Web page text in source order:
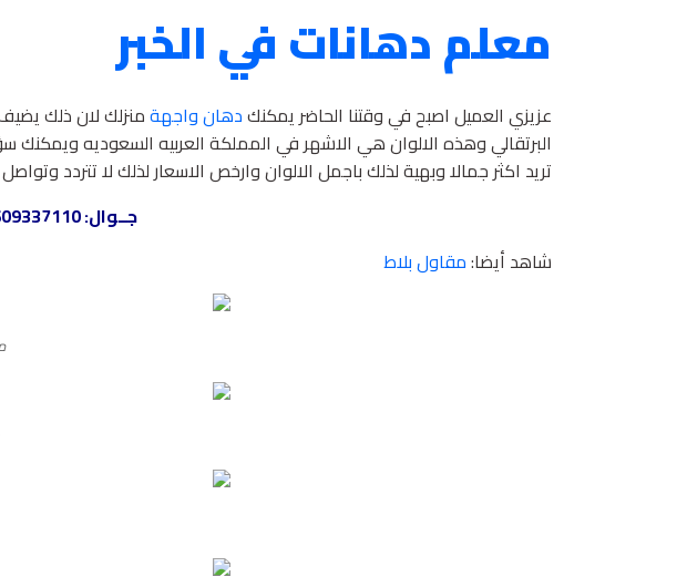
معلم دهانات في الخبر
عزيزي العميل اصبح في وقتنا الحاضر يمكنكدهان واجهةمنزلك لان ذلك
البرتقالي وهذه الالوان هي الاشهر في المملكة العربيه السعوديه ويمكنك
تريد اكثر جمالا وبهية لذلك باجمل الالوان وارخص الاسعار لذلك لا تتردد
جــوال:
شاهد أيضا:مقاول بلاط